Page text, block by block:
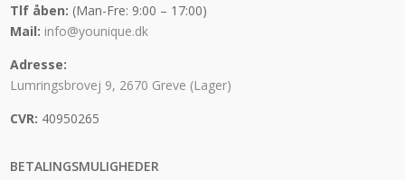
Tlf åben: (Man-Fre: 9:00 – 17:00)
Mail: info@younique.dk
Adresse:
Lumringsbrovej 9, 2670 Greve (Lager)
CVR: 40950265
BETALINGSMULIGHEDER